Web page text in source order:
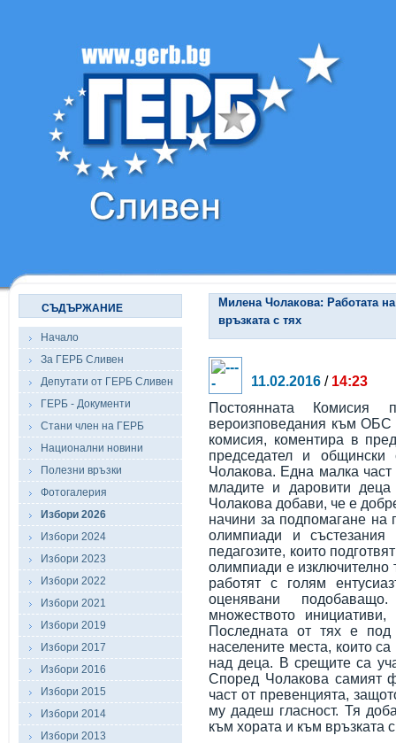
СЪДЪРЖАНИЕ
Начало
За ГЕРБ Сливен
Депутати от ГЕРБ Сливен
ГЕРБ - Документи
Стани член на ГЕРБ
Национални новини
Полезни връзки
Фотогалерия
Избори 2026
Избори 2024
Избори 2023
Избори 2022
Избори 2021
Избори 2019
Избори 2017
Избори 2016
Избори 2015
Избори 2014
Избори 2013
Милена Чолакова: Работата
връзката с тях
11.02.2016 / 14:23
Постоянната Комисия
вероизповедания към
комисия, коментира в
председател и
Чолакова. Една малка
младите и даровити
Чолакова добави, че е
начини за подпомагане на
олимпиади и
педагозите, които
олимпиади е изключително
работят с голям
оценявани
множеството
Последната от тях е
населените места, които
над деца. В срещите са
Според Чолакова самият
част от превенцията,
му дадеш гласност. Тя
към хората и към връзката